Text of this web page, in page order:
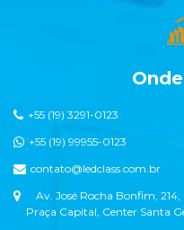
+55 (19) 3291-0123
+55 (19) 99955-0123
contato@ledclass.com.br
Av. José Rocha Bonfim,
Praça Capital, Center Santa